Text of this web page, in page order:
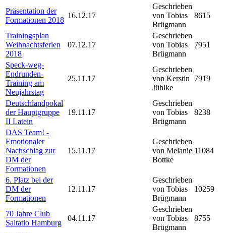
Präsentation der
Formationen 2018
16.12.17
Geschrieben
von Tobias
Brügmann
8615
Trainingsplan
Weihnachtsferien
2018
07.12.17
Geschrieben
von Tobias
Brügmann
7951
Speck-weg-
Endrunden-
Training am
Neujahrstag
25.11.17
Geschrieben
von Kerstin
Jühlke
7919
Deutschlandpokal
der Hauptgruppe
II Latein
19.11.17
Geschrieben
von Tobias
Brügmann
8238
DAS Team! -
Emotionaler
Nachschlag zur
DM der
Formationen
15.11.17
Geschrieben
von Melanie
Bottke
11084
6. Platz bei der
DM der
Formationen
12.11.17
Geschrieben
von Tobias
Brügmann
10259
70 Jahre Club
Saltatio Hamburg
04.11.17
Geschrieben
von Tobias
Brügmann
8755